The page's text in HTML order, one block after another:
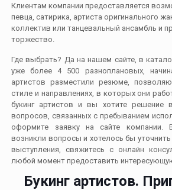
Клиентам компании предоставляется
певца, сатирика, артиста оригинального
коллектив или танцевальный ансамбль и
торжество.
Где выбрать? Да на нашем сайте, в
уже более 4 500 разноплановых,
артистов разместили резюме,
стиле и направлениях, в которых они
букинг артистов и вы хотите решение
вопросов, связанных с пребыванием
оформите заявку на сайте компании.
возникли вопросы и хотелось бы
выступления, свяжитесь с онлайн
любой момент предоставить
Букинг артистов.